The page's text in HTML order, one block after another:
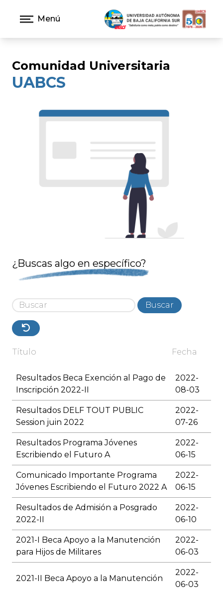
Menú
Comunidad Universitaria
UABCS
¿Buscas algo en específico?
Buscar
Título Fecha
Resultados Beca Exención al Pago de
Inscripción 2022-II
2022-
08-03
Resultados DELF TOUT PUBLIC
Session juin 2022
2022-
07-26
Resultados Programa Jóvenes
Escribiendo el Futuro A
2022-
06-15
Comunicado Importante Programa
Jóvenes Escribiendo el Futuro 2022 A
2022-
06-15
Resultados de Admisión a Posgrado
2022-II
2022-
06-10
2021-I Beca Apoyo a la Manutención
para Hijos de Militares
2022-
06-03
2021-II Beca Apoyo a la Manutención
2022-
06-03